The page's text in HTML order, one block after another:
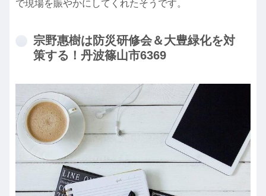
で現場を賑やかにしてくれたそうです。
宗野惠樹は防災研修会＆大豊緑化を対
策する！丹波篠山市6369